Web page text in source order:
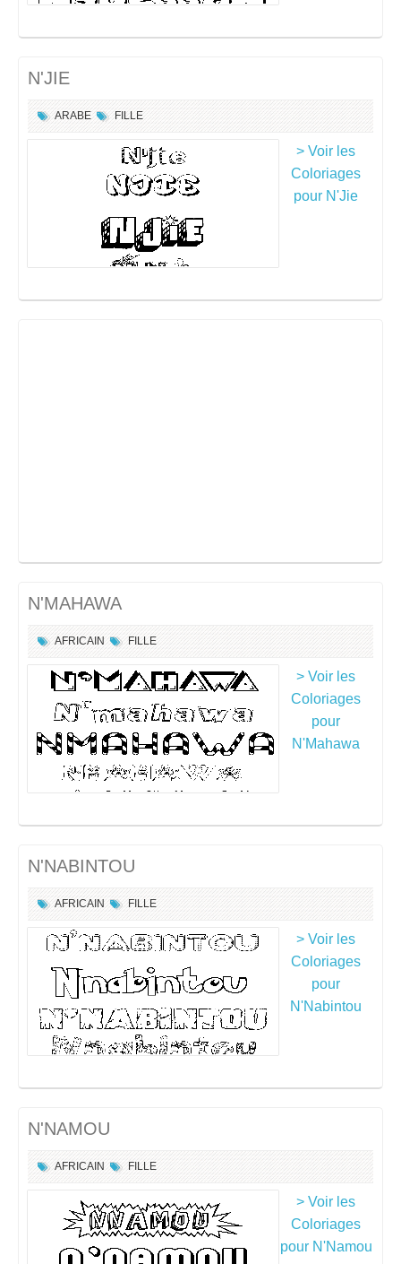
N'JIE
ARABE FILLE
> Voir les
Coloriages
pour N'Jie
N'MAHAWA
AFRICAIN FILLE
> Voir les
Coloriages
pour
N'Mahawa
N'NABINTOU
AFRICAIN FILLE
> Voir les
Coloriages
pour
N'Nabintou
N'NAMOU
AFRICAIN FILLE
> Voir les
Coloriages
pour N'Namou